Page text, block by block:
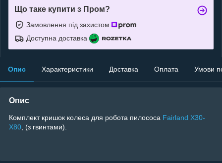
Що таке купити з Пром?
Замовлення під захистом
Доступна доставка
Опис Характеристики Доставка Оплата Умови
Опис
Комплект кришок колеса для робота пилососа Fairland X30-
X80 , (з гвинтами).